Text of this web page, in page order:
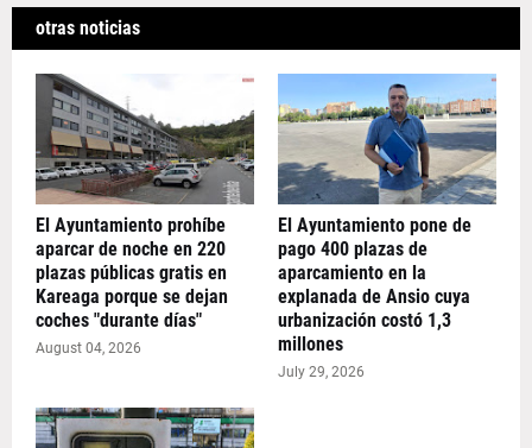
otras noticias
El Ayuntamiento prohíbe
aparcar de noche en 220
plazas públicas gratis en
Kareaga porque se dejan
coches "durante días"
August 04, 2026
El Ayuntamiento pone de
pago 400 plazas de
aparcamiento en la
explanada de Ansio cuya
urbanización costó 1,3
millones
July 29, 2026